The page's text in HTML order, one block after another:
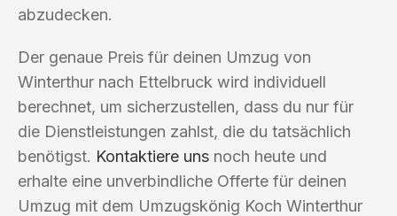
abzudecken.
Der genaue Preis für deinen Umzug von
Winterthur nach Ettelbruck wird individuell
berechnet, um sicherzustellen, dass du nur für
die Dienstleistungen zahlst, die du tatsächlich
benötigst. Kontaktiere uns noch heute und
erhalte eine unverbindliche Offerte für deinen
Umzug mit dem Umzugskönig Koch Winterthur